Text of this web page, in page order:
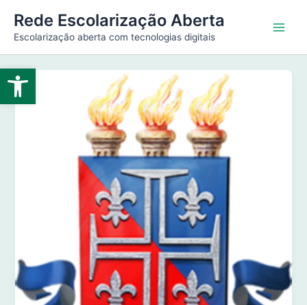
Abrir a barra de ferramentas
para
conteúdo
Rede Escolarização Aberta
Escolarização aberta com tecnologias digitais